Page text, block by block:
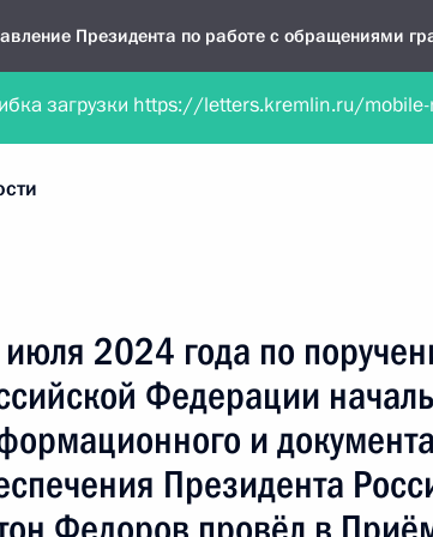
Президента по работе с обращениями
в форме электронного документа
руководители, регионы, города и темы
2024 года по
Федерации
и
Президента
загрузки https://letters.kremlin.ru/mobile-